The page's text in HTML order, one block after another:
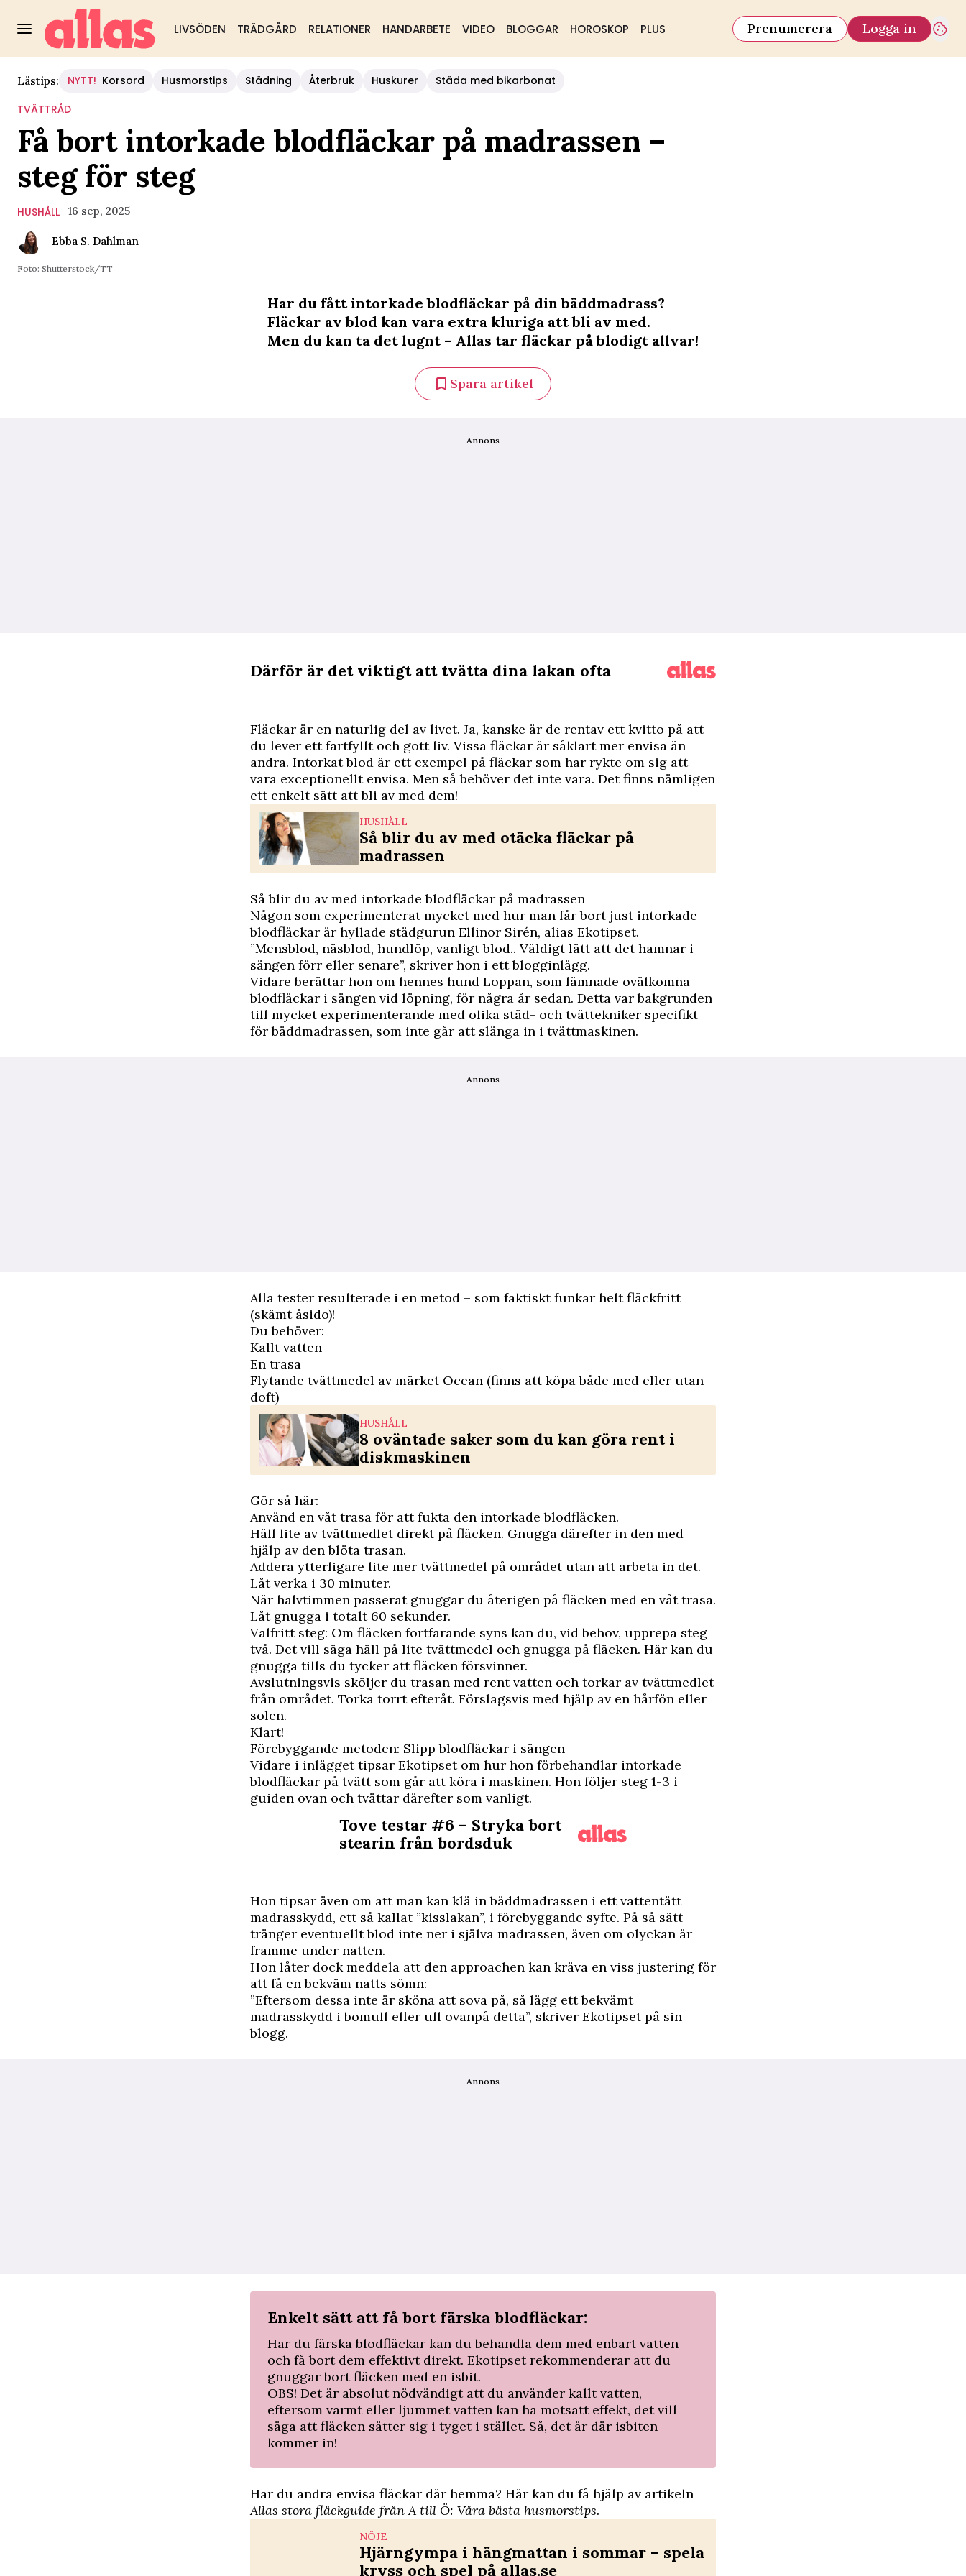
LIVSÖDEN TRÄDGÅRD RELATIONER HANDARBETE VIDEO BLOGGAR HOROSKOP PLUS Prenumerera Logga in
Lästips: NYTT! Korsord Husmorstips Städning Återbruk Huskurer
Städa med bikarbonat
TVÄTTRÅD
Få bort intorkade blodfläckar på madrassen –
steg för steg
HUSHÅLL 16 sep, 2025
Ebba S. Dahlman
Foto: Shutterstock/TT
Har du fått intorkade blodfläckar på din bäddmadrass?
Fläckar av blod kan vara extra kluriga att bli av med.
Men du kan ta det lugnt – Allas tar fläckar på blodigt allvar!
Spara artikel
Annons
Därför är det viktigt att tvätta dina lakan ofta
Fläckar är en naturlig del av livet. Ja, kanske är de rentav ett kvitto på att
du lever ett fartfyllt och gott liv. Vissa fläckar är såklart mer envisa än
andra. Intorkat blod är ett exempel på fläckar som har rykte om sig att
vara exceptionellt envisa. Men så behöver det inte vara. Det finns nämligen
ett enkelt sätt att bli av med dem!
HUSHÅLL
Så blir du av med otäcka fläckar på
madrassen
Så blir du av med intorkade blodfläckar på madrassen
Någon som experimenterat mycket med hur man får bort just intorkade
blodfläckar är hyllade städgurun Ellinor Sirén, alias Ekotipset.
”Mensblod, näsblod, hundlöp, vanligt blod.. Väldigt lätt att det hamnar i
sängen förr eller senare”, skriver hon i ett blogginlägg.
Vidare berättar hon om hennes hund Loppan, som lämnade ovälkomna
blodfläckar i sängen vid löpning, för några år sedan. Detta var bakgrunden
till mycket experimenterande med olika städ- och tvättekniker specifikt
för bäddmadrassen, som inte går att slänga in i tvättmaskinen.
Annons
Alla tester resulterade i en metod – som faktiskt funkar helt fläckfritt
(skämt åsido)!
Du behöver:
Kallt vatten
En trasa
Flytande tvättmedel av märket Ocean (finns att köpa både med eller utan
doft)
HUSHÅLL
8 oväntade saker som du kan göra rent i
diskmaskinen
Gör så här:
Använd en våt trasa för att fukta den intorkade blodfläcken.
Häll lite av tvättmedlet direkt på fläcken. Gnugga därefter in den med
hjälp av den blöta trasan.
Addera ytterligare lite mer tvättmedel på området utan att arbeta in det.
Låt verka i 30 minuter.
När halvtimmen passerat gnuggar du återigen på fläcken med en våt trasa.
Låt gnugga i totalt 60 sekunder.
Valfritt steg: Om fläcken fortfarande syns kan du, vid behov, upprepa steg
två. Det vill säga häll på lite tvättmedel och gnugga på fläcken. Här kan du
gnugga tills du tycker att fläcken försvinner.
Avslutningsvis sköljer du trasan med rent vatten och torkar av tvättmedlet
från området. Torka torrt efteråt. Förslagsvis med hjälp av en hårfön eller
solen.
Klart!
Förebyggande metoden: Slipp blodfläckar i sängen
Vidare i inlägget tipsar Ekotipset om hur hon förbehandlar intorkade
blodfläckar på tvätt som går att köra i maskinen. Hon följer steg 1-3 i
guiden ovan och tvättar därefter som vanligt.
Tove testar #6 – Stryka bort
stearin från bordsduk
Hon tipsar även om att man kan klä in bäddmadrassen i ett vattentätt
madrasskydd, ett så kallat ”kisslakan”, i förebyggande syfte. På så sätt
tränger eventuellt blod inte ner i själva madrassen, även om olyckan är
framme under natten.
Hon låter dock meddela att den approachen kan kräva en viss justering för
att få en bekväm natts sömn:
”Eftersom dessa inte är sköna att sova på, så lägg ett bekvämt
madrasskydd i bomull eller ull ovanpå detta”, skriver Ekotipset på sin
blogg.
Annons
Enkelt sätt att få bort färska blodfläckar:
Har du färska blodfläckar kan du behandla dem med enbart vatten
och få bort dem effektivt direkt. Ekotipset rekommenderar att du
gnuggar bort fläcken med en isbit.
OBS! Det är absolut nödvändigt att du använder kallt vatten,
eftersom varmt eller ljummet vatten kan ha motsatt effekt, det vill
säga att fläcken sätter sig i tyget i stället. Så, det är där isbiten
kommer in!
Har du andra envisa fläckar där hemma? Här kan du få hjälp av artikeln
Allas stora fläckguide från A till Ö: Våra bästa husmorstips.
NÖJE
Hjärngympa i hängmattan i sommar – spela
kryss och spel på allas.se